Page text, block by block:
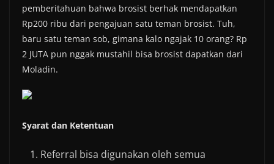
pemberitahuan bahwa brosist berhak mendapatkan
Rp200 ribu dari pengajuan satu teman brosist. Tuh,
baru satu teman sob, gimana kalo ngajak 10 orang? Rp
2 JUTA pun nggak mustahil bisa brosist dapatkan dari
Moladin.
Syarat dan Ketentuan
Referral bisa digunakan oleh semua